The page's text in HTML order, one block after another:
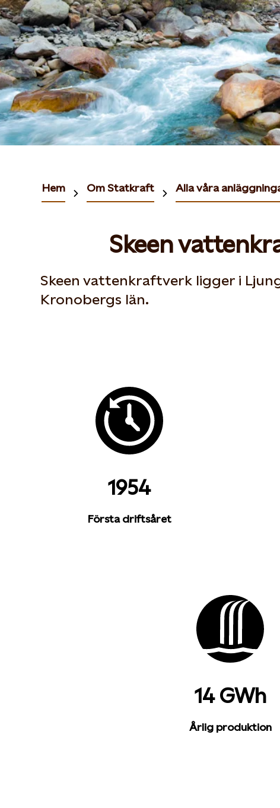
Hem Om Statkraft Alla våra
Skeen
Skeen vattenkraftverk ligger i
Kronobergs län.
1954
Första driftsåret
14 GWh
Årlig produktion